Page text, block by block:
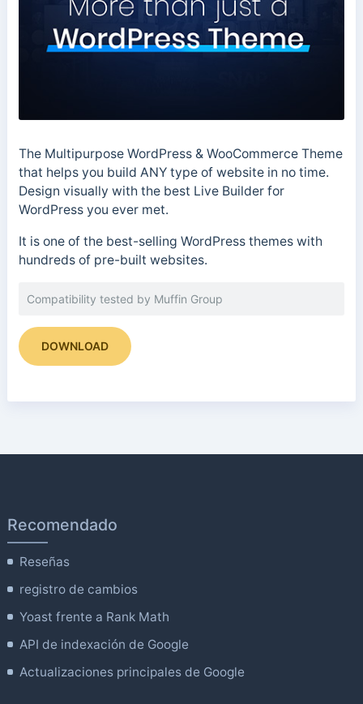
The Multipurpose WordPress & WooCommerce Theme
that helps you build ANY type of website in no time.
Design visually with the best Live Builder for
WordPress you ever met.
It is one of the best-selling WordPress themes with
hundreds of pre-built websites.
Compatibility tested by Muffin Group
DOWNLOAD
Recomendado
Reseñas
registro de cambios
Yoast frente a Rank Math
API de indexación de Google
Actualizaciones principales de Google